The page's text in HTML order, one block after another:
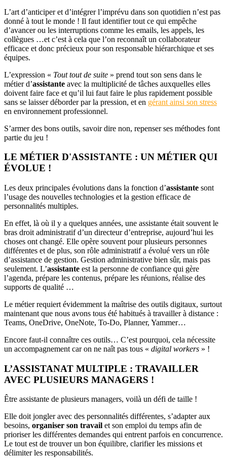
L’art d’anticiper et d’intégrer l’imprévu dans son quotidien n’est pas
donné à tout le monde ! Il faut identifier tout ce qui empêche
d’avancer ou les interruptions comme les emails, les appels, les
collègues …et c’est à cela que l’on reconnaît un collaborateur
efficace et donc précieux pour son responsable hiérarchique et ses
équipes.
L’expression « Tout tout de suite » prend tout son sens dans le
métier d’assistante avec la multiplicité de tâches auxquelles elles
doivent faire face et qu’il lui faut faire le plus rapidement possible
sans se laisser déborder par la pression, et en gérant ainsi son stress
en environnement professionnel.
S’armer des bons outils, savoir dire non, repenser ses méthodes font
partie du jeu !
LE MÉTIER D'ASSISTANTE : UN MÉTIER QUI
ÉVOLUE !
Les deux principales évolutions dans la fonction d’assistante sont
l’usage des nouvelles technologies et la gestion efficace de
personnalités multiples.
En effet, là où il y a quelques années, une assistante était souvent le
bras droit administratif d’un directeur d’entreprise, aujourd’hui les
choses ont changé. Elle opère souvent pour plusieurs personnes
différentes et de plus, son rôle administratif a évolué vers un rôle
d’assistance de gestion. Gestion administrative bien sûr, mais pas
seulement. L’assistante est la personne de confiance qui gère
l’agenda, prépare les contenus, prépare les réunions, réalise des
supports de qualité …
Le métier requiert évidemment la maîtrise des outils digitaux, surtout
maintenant que nous avons tous été habitués à travailler à distance :
Teams, OneDrive, OneNote, To-Do, Planner, Yammer…
Encore faut-il connaître ces outils… C’est pourquoi, cela nécessite
un accompagnement car on ne naît pas tous « digital workers » !
L’ASSISTANAT MULTIPLE : TRAVAILLER
AVEC PLUSIEURS MANAGERS !
Être assistante de plusieurs managers, voilà un défi de taille !
Elle doit jongler avec des personnalités différentes, s’adapter aux
besoins, organiser son travail et son emploi du temps afin de
prioriser les différentes demandes qui entrent parfois en concurrence.
Le tout est de trouver un bon équilibre, clarifier les missions et
délimiter les responsabilités.